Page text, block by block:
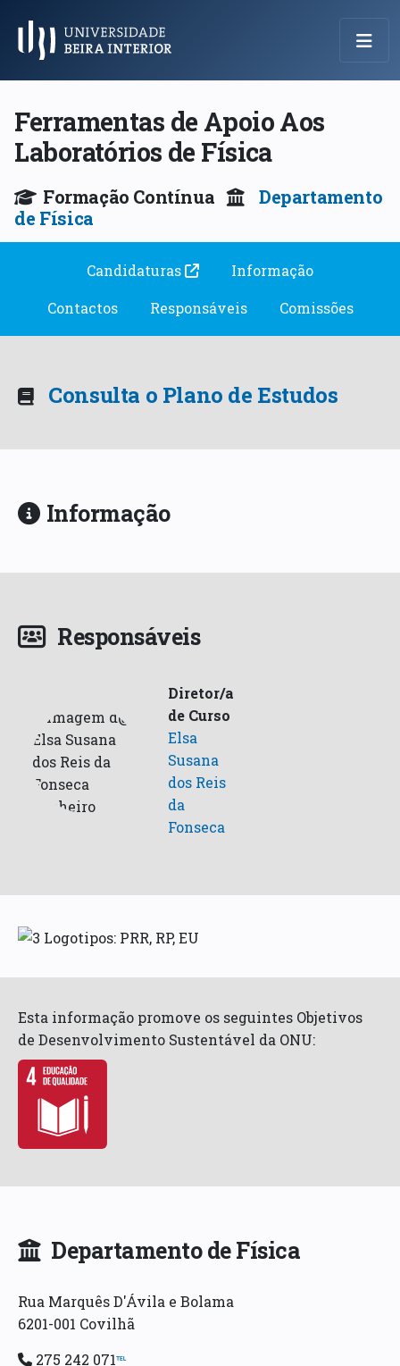
Menu Principal
Ferramentas de Apoio Aos
Laboratórios de Física
Formação Contínua
Departamento
de Física
Candidaturas
Informação
Contactos
Responsáveis Comissões
Consulta o Plano de Estudos
Informação
Responsáveis
Diretor/a
de Curso
Elsa
Susana
dos Reis
da
Fonseca
Esta informação promove os seguintes Objetivos
de Desenvolvimento Sustentável da ONU:
Departamento de Física
Rua Marquês D'Ávila e Bolama
6201-001 Covilhã
275 242 071℡